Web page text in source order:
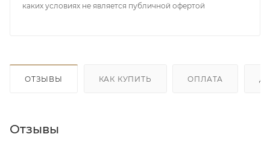
каких условиях не является публичной офертой
ОТЗЫВЫ КАК КУПИТЬ ОПЛАТА
Отзывы